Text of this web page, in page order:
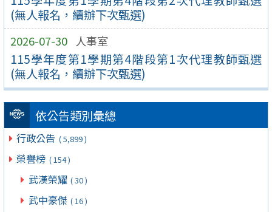
(無人報名，續辦下次甄選)
2026-07-30 人事室
115學年度第1學期第4階段第1次代理教師甄選
(無人報名，續辦下次甄選)
依公告類別彙總
行政公告 ( 5,899 )
榮譽榜 ( 154 )
武漢榮耀 ( 30 )
武中豪傑 ( 16 )